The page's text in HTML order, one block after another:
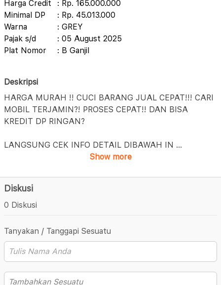
Harga Credit
: Rp. 165.000.000
Minimal DP
: Rp. 45.013.000
Warna
: GREY
Pajak s/d
: 05 August 2025
Plat Nomor
: B Ganjil
Deskripsi
HARGA MURAH !! CUCI BARANG JUAL CEPAT!!! CARI
MOBIL TERJAMIN?! PROSES CEPAT!! DAN BISA
KREDIT DP RINGAN?
LANGSUNG CEK INFO DETAIL DIBAWAH IN ...
Show more
Diskusi
0 Diskusi
Tanyakan / Tanggapi Sesuatu